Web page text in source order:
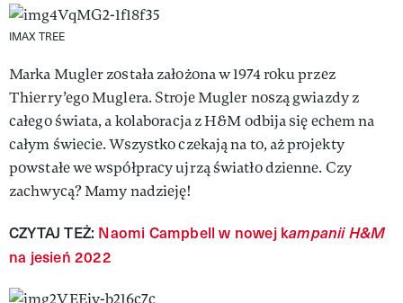
IMAX TREE
Marka Mugler została założona w 1974 roku przez
Thierry’ego Muglera. Stroje Mugler noszą gwiazdy z
całego świata, a kolaboracja z H&M odbija się echem na
całym świecie. Wszystko czekają na to, aż projekty
powstałe we współpracy ujrzą światło dzienne. Czy
zachwycą? Mamy nadzieję!
CZYTAJ TEŻ: Naomi Campbell w nowej kampanii H&M
na jesień 2022